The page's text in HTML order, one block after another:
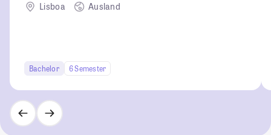
Lisboa
Ausland
Bachelor 6 Semester